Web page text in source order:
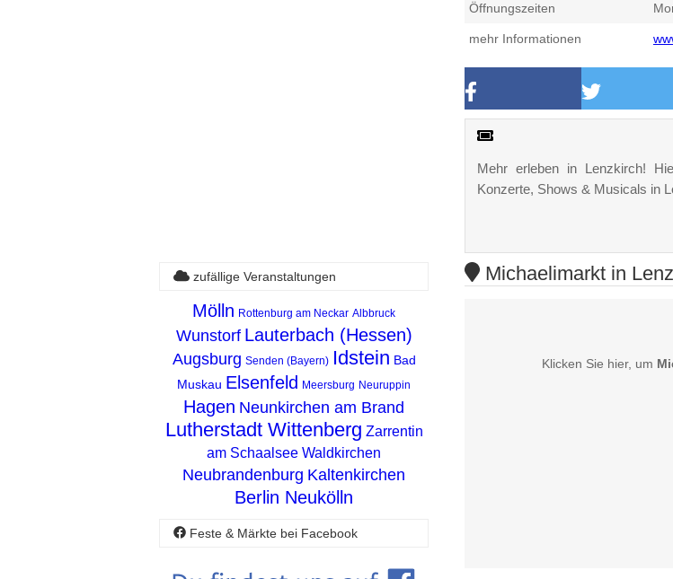
Öffnungszeiten
mehr Informationen
Mehr erleben in Lenzkirch!
Konzerte, Shows & Musicals in
Michaelimarkt in
Klicken Sie hier, um
zufällige Veranstaltungen
Mölln Rottenburg am Neckar Albbruck
Wunstorf Lauterbach (Hessen)
Augsburg Senden (Bayern) Idstein Bad
Muskau Elsenfeld Meersburg Neuruppin
Hagen Neunkirchen am Brand
Lutherstadt Wittenberg Zarrentin
am Schaalsee Waldkirchen
Neubrandenburg Kaltenkirchen
Berlin Neukölln
Feste & Märkte bei Facebook